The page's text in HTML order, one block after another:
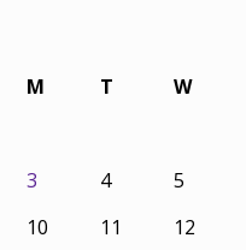
M
T W
3
4 5
10
11 12